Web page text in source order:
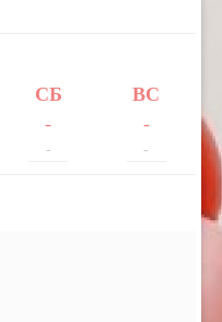
СБ
-
-
ВС
-
-